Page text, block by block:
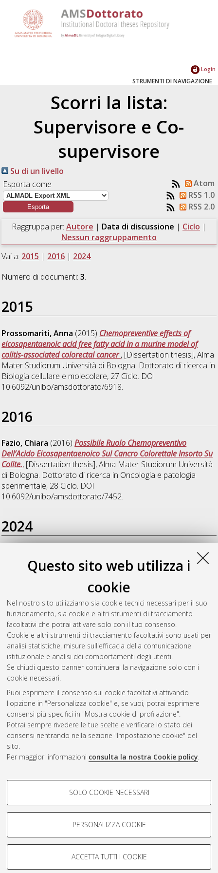
Questo sito web utilizza i
cookie
Nel nostro sito utilizziamo sia cookie tecnici necessari per il suo
funzionamento, sia cookie e altri strumenti di tracciamento
facoltativi che potrai attivare solo con il tuo consenso.
Cookie e altri strumenti di tracciamento facoltativi sono usati per
analisi statistiche, misure sull'efficacia della comunicazione
istituzionale e analisi dei comportamenti degli utenti.
Se chiudi questo banner continuerai la navigazione solo con i
cookie necessari.
Puoi esprimere il consenso sui cookie facoltativi attivando
l'opzione in "Personalizza cookie" e, se vuoi, potrai esprimere
consensi più specifici in "Mostra cookie di profilazione".
Potrai sempre rivedere le tue scelte e verificare lo stato dei
consensi rientrando nella sezione "Impostazione cookie" del
sito.
Per maggiori informazioni consulta la nostra Cookie policy.
COOKIE DI PROFILAZIONE -
Si tratta di cookie utilizzati per analizzare le caratteristiche della
navigazione degli utenti, creare profili in base al loro comportamento
Mostra cookie di profilazione
COOKIE TECNICI - NECESSARI
SOLO COOKIE NECESSARI
PERSONALIZZA COOKIE
ACCETTA TUTTI I COOKIE
Login
STRUMENTI DI NAVIGAZIONE
Scorri la lista:
Supervisore e Co-
supervisore
Su di un livello
Esporta come
Atom
RSS 1.0
RSS 2.0
Raggruppa per: Autore | Data di discussione | Ciclo |
Nessun raggruppamento
Vai a: 2015 | 2016 | 2024
Numero di documenti:3.
2015
Prossomariti, Anna (2015) Chemopreventive effects of
eicosapentaenoic acid free fatty acid in a murine model of
colitis-associated colorectal cancer, [Dissertation thesis], Alma
Mater Studiorum Università di Bologna. Dottorato di ricerca in
Biologia cellulare e molecolare, 27 Ciclo. DOI
10.6092/unibo/amsdottorato/6918.
2016
Fazio, Chiara (2016)Possibile Ruolo Chemopreventivo
Dell’Acido Eicosapentaenoico Sul Cancro Colorettale Insorto Su
Colite., [Dissertation thesis], Alma Mater Studiorum Università
di Bologna. Dottorato di ricerca in Oncologia e patologia
sperimentale, 28 Ciclo. DOI
10.6092/unibo/amsdottorato/7452.
2024
A combination of rapamycin, ω3-PUFA
docosahexaenoic acid and epigallocatechin-3-gallate for the
simultaneous suppression of PI3K/mTOR pathway and Wnt/β-
catenin signalling in colorectal carcinogenesis
thesis], Alma Mater Studiorum Università di Bologna.
Dottorato di ricerca inOncologia, ematologia e patologia, 36
Ciclo. DOI 10.48676/unibo/amsdottorato/11344.
Questa lista e' stata generata ilSat Aug 8 20:45:49 2026
Atom
Rss 1.0
Rss 2.0
ISSN: 2038-7946
Impostazioni Cookie
Informativa sulla privacy
Condizioni d’uso del sito